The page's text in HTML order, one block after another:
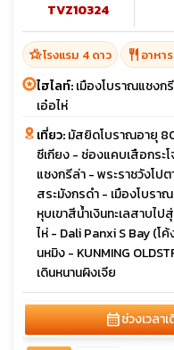
TVZ10324
hotel_classโรงแรม 4 ดาว restaurant อาหา
ไฮไลท์:เมืองโบราณแชงก
เอ๋อไห่
เที่ยว:มัสยิดโบราณอายุ
ซีเกียง - ช่องแคบเสือกระ
แชงกรีล่า - พระราชวังโปต
สระมังกรดำ - เมืองโบรา
หุบเขาสีน้ำเงินทะเลสาบไ
ไห่ - Dali Panxi S Bay (
นหมิง - KUNMING
เดินหนานผิงเจีย
calendar_monthช่วงเวลา